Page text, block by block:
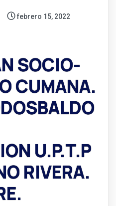
febrero 15, 2022
SOCIO-
CUMANA.
U.P.T.P
RIVERA.